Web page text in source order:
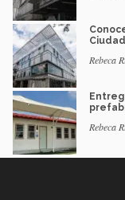
Rebeca
Rebeca